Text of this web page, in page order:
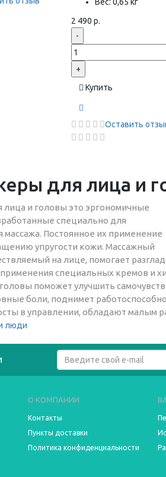
2 490 р.
-
+
Купить
Оставить
для лица и
и головы это эргономичные
специально для
массажа. Постоянное их применение
упругости кожи. Массажный
на лице, помогает
специальных кремов и
поможет улучшить
боли, поднимет
в управлении, обладают малым
люди
О КОМПАНИИ
Контакты
Пункты доставки
Политика конфиденциальности